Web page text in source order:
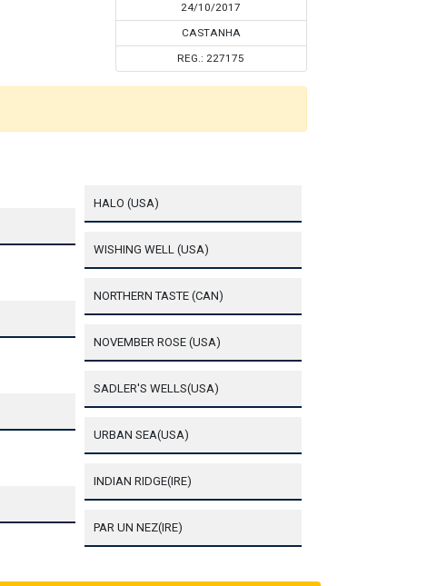
24/10/2017
CASTANHA
REG.: 227175
HALO (USA)
WISHING WELL (USA)
NORTHERN TASTE (CAN)
NOVEMBER ROSE (USA)
SADLER'S WELLS(USA)
URBAN SEA(USA)
INDIAN RIDGE(IRE)
PAR UN NEZ(IRE)